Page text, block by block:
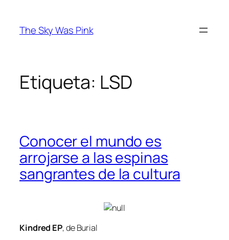
contenido
The Sky Was Pink
Etiqueta: LSD
Conocer el mundo es
arrojarse a las espinas
sangrantes de la cultura
Kindred EP, de Burial